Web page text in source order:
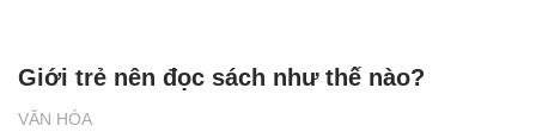
VĂN HÓA
Giới trẻ nên đọc sách như thế nào?